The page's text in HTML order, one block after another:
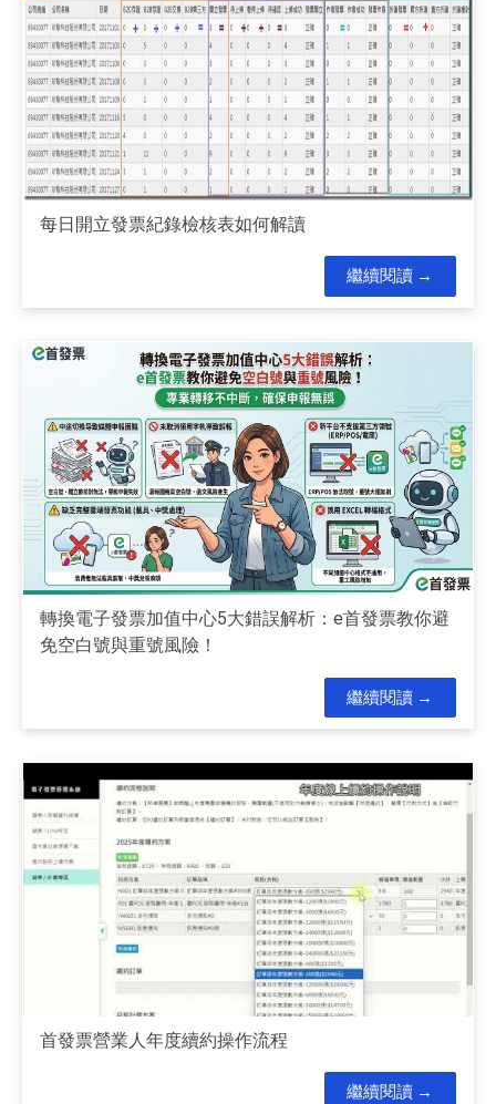
每日開立發票紀錄檢核表如何解讀
繼續閱讀
轉換電子發票加值中心5大錯誤解析：e首發票教你避
免空白號與重號風險！
繼續閱讀
首發票營業人年度續約操作流程
繼續閱讀